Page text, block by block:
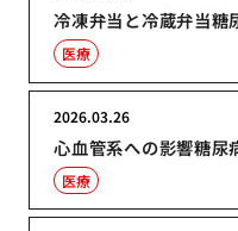
冷凍弁当と冷蔵弁当糖
医療
心血管系への影響糖尿
2026.03.26
医療